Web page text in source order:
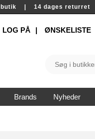
i butik | 14 dages returret
LOG PÅ ØNSKELISTE
Brands Nyheder